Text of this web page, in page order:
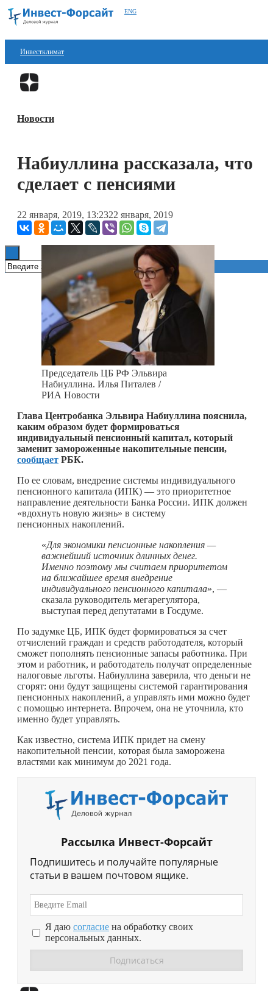
ENG
Инвестклимат
Финансы
Блокчейн
Книги
Новости
Набиуллина рассказала, что
сделает с пенсиями
22 января, 2019, 13:2322 января, 2019
Председатель ЦБ РФ Эльвира
Набиуллина. Илья Питалев /
РИА Новости
Глава Центробанка Эльвира Набиуллина пояснила,
каким образом будет формироваться
индивидуальный пенсионный капитал, который
заменит замороженные накопительные пенсии,
сообщает РБК.
По ее словам, внедрение системы индивидуального
пенсионного капитала (ИПК) — это приоритетное
направление деятельности Банка России. ИПК должен
«вдохнуть новую жизнь» в систему
пенсионных накоплений.
«Для экономики пенсионные накопления —
важнейший источник длинных денег.
Именно поэтому мы считаем приоритетом
на ближайшее время внедрение
индивидуального пенсионного капитала», —
сказала руководитель мегарегулятора,
выступая перед депутатами в Госдуме.
По задумке ЦБ, ИПК будет формироваться за счет
отчислений граждан и средств работодателя, который
сможет пополнять пенсионные запасы работника. При
этом и работник, и работодатель получат определенные
налоговые льготы. Набиуллина заверила, что деньги не
сгорят: они будут защищены системой гарантирования
пенсионных накоплений, а управлять ими можно будет
с помощью интернета. Впрочем, она не уточнила, кто
именно будет управлять.
Как известно, система ИПК придет на смену
накопительной пенсии, которая была заморожена
властями как минимум до 2021 года.
Рассылка Инвест-Форсайт
Подпишитесь и получайте популярные
статьи в вашем почтовом ящике.
Я даю согласие на обработку своих
персональных данных.